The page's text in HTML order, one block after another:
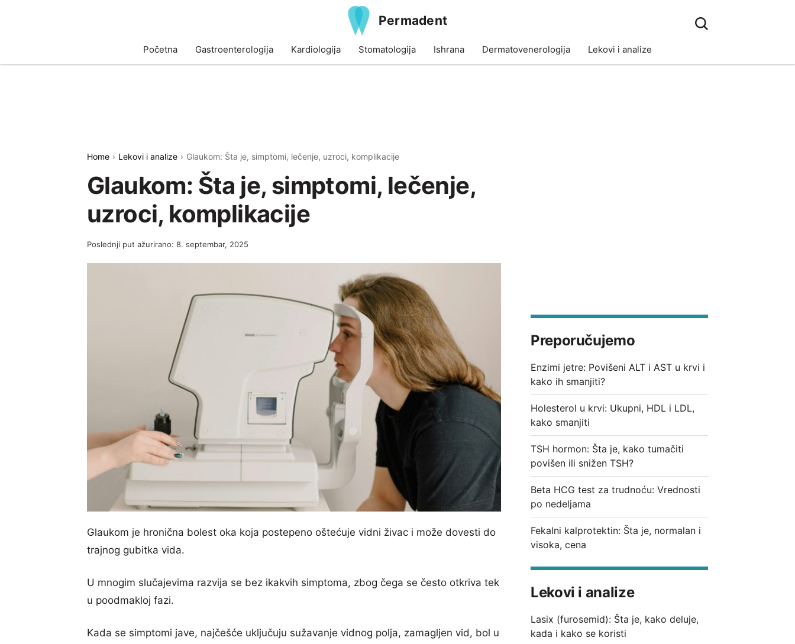
Permadent
Početna Gastroenterologija Kardiologija Stomatologija Ishrana Dermatovenerologija Lekovi i analize
Home Lekovi i analize Glaukom: Šta je, simptomi, lečenje, uzroci, komplikacije
Glaukom: Šta je, simptomi, lečenje,
uzroci, komplikacije
Poslednji put ažurirano: 8. septembar, 2025
Glaukom je hronična bolest oka koja postepeno oštećuje vidni živac i može dovesti do
trajnog gubitka vida.
U mnogim slučajevima razvija se bez ikakvih simptoma, zbog čega se često otkriva tek
u poodmakloj fazi.
Kada se simptomi jave, najčešće uključuju sužavanje vidnog polja, zamagljen vid, bol u
Preporučujemo
Enzimi jetre: Povišeni ALT i AST u krvi i
kako ih smanjiti?
Holesterol u krvi: Ukupni, HDL i LDL,
kako smanjiti
TSH hormon: Šta je, kako tumačiti
povišen ili snižen TSH?
Beta HCG test za trudnoću: Vrednosti
po nedeljama
Fekalni kalprotektin: Šta je, normalan i
visoka, cena
Lekovi i analize
Lasix (furosemid): Šta je, kako deluje,
kada i kako se koristi